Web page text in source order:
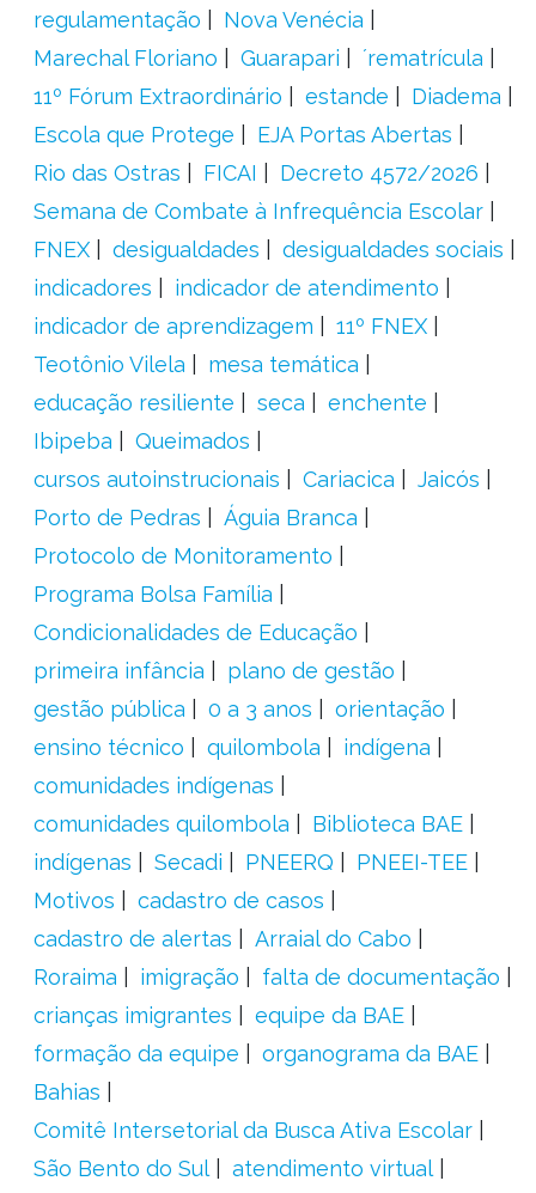
regulamentação
Nova Venécia
Marechal Floriano
Guarapari
´rematrícula
11º Fórum Extraordinário
estande
Diadema
Escola que Protege
EJA Portas Abertas
Rio das Ostras
FICAI
Decreto 4572/2026
Semana de Combate à Infrequência Escolar
FNEX
desigualdades
desigualdades sociais
indicadores
indicador de atendimento
indicador de aprendizagem
11º FNEX
Teotônio Vilela
mesa temática
educação resiliente
seca
enchente
Ibipeba
Queimados
cursos autoinstrucionais
Cariacica
Jaicós
Porto de Pedras
Águia Branca
Protocolo de Monitoramento
Programa Bolsa Família
Condicionalidades de Educação
primeira infância
plano de gestão
gestão pública
0 a 3 anos
orientação
ensino técnico
quilombola
indígena
comunidades indígenas
comunidades quilombola
Biblioteca BAE
indígenas
Secadi PNEERQ
PNEEI-TEE
Motivos
cadastro de casos
cadastro de alertas
Arraial do Cabo
Roraima
imigração
falta de documentação
crianças imigrantes
equipe da BAE
formação da equipe
organograma da BAE
Bahias
Comitê Intersetorial da Busca Ativa Escolar
São Bento do Sul
atendimento virtual